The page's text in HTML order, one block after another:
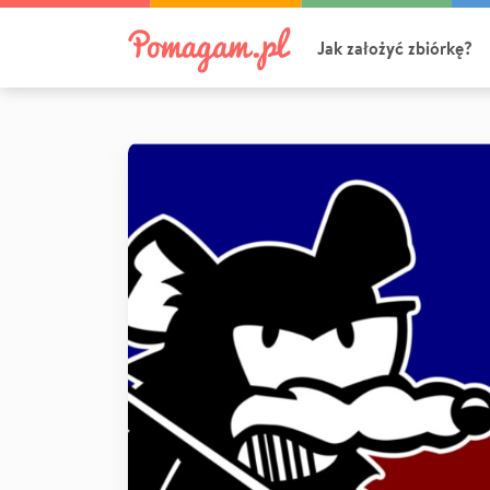
Jak założyć zbiórkę?